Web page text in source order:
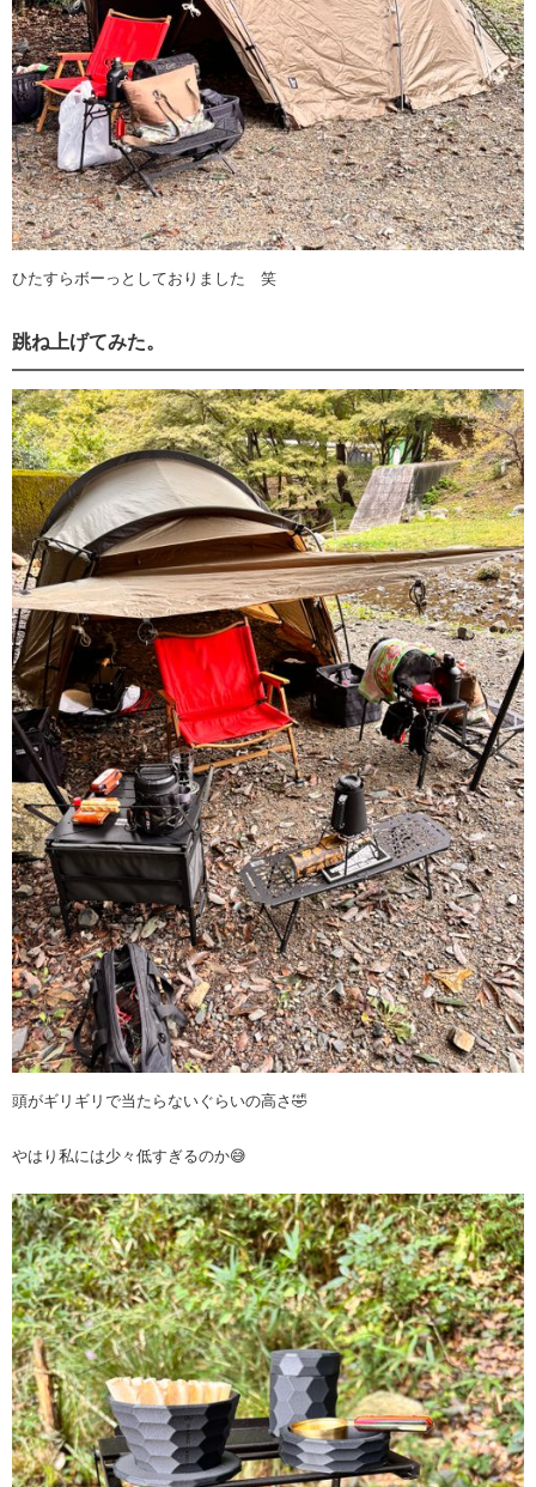
ひたすらボーっとしておりました 笑
跳ね上げてみた。
頭がギリギリで当たらないぐらいの高さ🤣
やはり私には少々低すぎるのか😅